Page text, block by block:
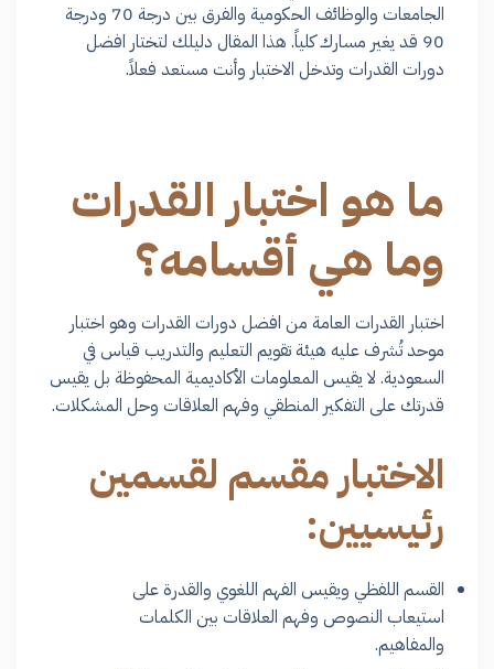
الجامعات والوظائف الحكومية والفرق بين درجة 70 ودرجة
90 قد يغير مسارك كلياً. هذا المقال دليلك لتختار افضل
دورات القدرات وتدخل الاختبار وأنت مستعد فعلاً.
ما هو اختبار القدرات
وما هي أقسامه؟
اختبار القدرات العامة من افضل دورات القدرات وهو اختبار
موحد تُشرف عليه هيئة تقويم التعليم والتدريب قياس في
السعودية. لا يقيس المعلومات الأكاديمية المحفوظة بل يقيس
قدرتك على التفكير المنطقي وفهم العلاقات وحل المشكلات.
الاختبار مقسم لقسمين
رئيسيين:
القسم اللفظي ويقيس الفهم اللغوي والقدرة على
استيعاب النصوص وفهم العلاقات بين الكلمات
والمفاهيم.